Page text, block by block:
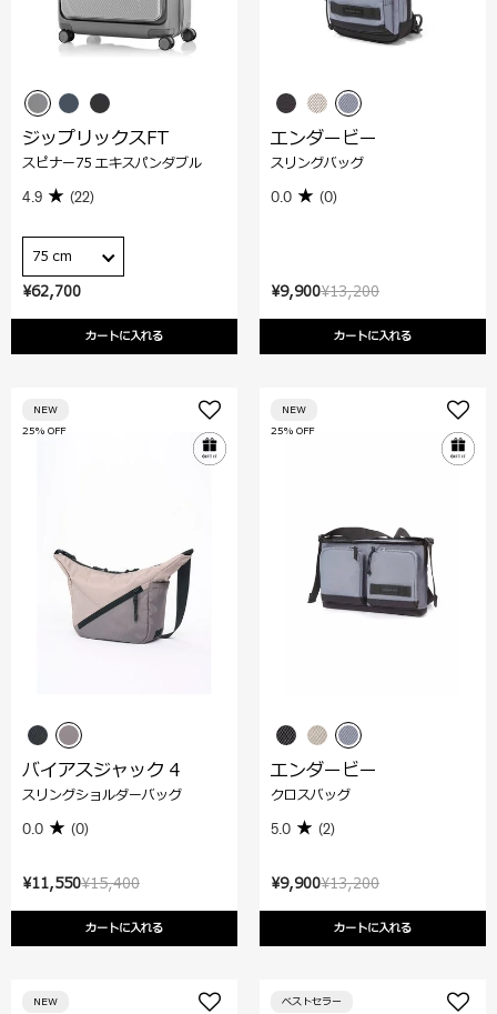
¥62,700
カートに入れる
ジップリックスFT
スピナー75 エキスパンダブル
4.9 (22)
75 cm
¥13,200
¥9,900
カートに入れる
エンダービー
スリングバッグ
0.0 (0)
¥15,400
¥11,550
カートに入れる
25% OFF
NEW
バイアスジャック 4
スリングショルダーバッグ
0.0 (0)
¥13,200
¥9,900
カートに入れる
25% OFF
NEW
エンダービー
クロスバッグ
5.0 (2)
NEW ベストセラー